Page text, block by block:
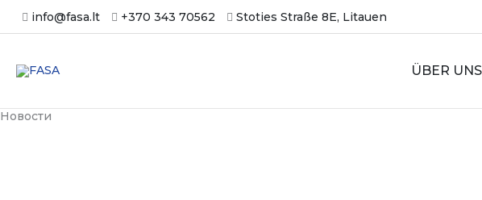
Zum
Inhalt
info@fasa.lt +370 343 70562 Stoties Straße 8E, Litauen
ÜBER UNS
Новости